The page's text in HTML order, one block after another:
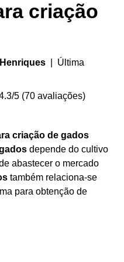
criação
| Última
5 (70 avaliações)
criação de gados
depende do cultivo
abastecer o mercado
também relaciona-se
para obtenção de